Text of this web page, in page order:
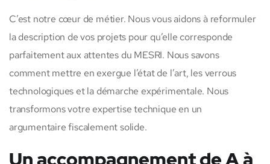
C’est notre cœur de métier. Nous vous aidons à reformuler
la description de vos projets pour qu’elle corresponde
parfaitement aux attentes du MESRI. Nous savons
comment mettre en exergue l’état de l’art, les verrous
technologiques et la démarche expérimentale. Nous
transformons votre expertise technique en un
argumentaire fiscalement solide.
Un accompagnement de A à